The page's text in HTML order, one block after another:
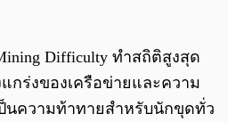
Difficulty ทำสถิติสูงสุด
กร่งของเครือข่ายและความ
นความท้าทายสำหรับนักขุดทั่ว